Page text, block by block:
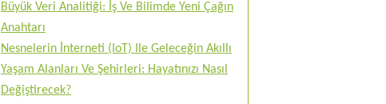
Büyük Veri Analitiği: İş Ve Bilimde Yeni Çağın
Anahtarı
Nesnelerin İnterneti (IoT) Ile Geleceğin Akıllı
Yaşam Alanları Ve Şehirleri: Hayatınızı Nasıl
Değiştirecek?